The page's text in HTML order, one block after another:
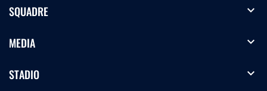
SQUADRE expand_more
MEDIA expand_more
STADIO expand_more